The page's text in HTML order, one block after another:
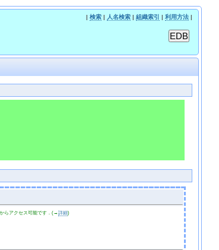
| 検索| 人名検索| 組織索引 | 利用方法|
らアクセス可能です．(→詳細)